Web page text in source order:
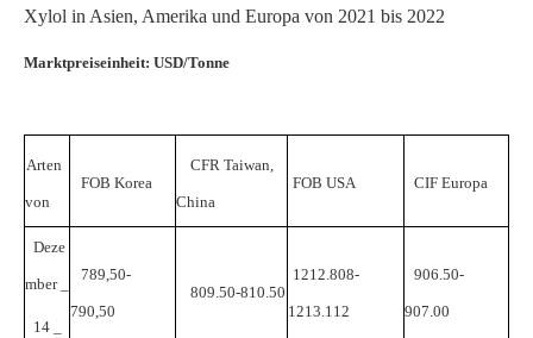
Xylol in Asien, Amerika und Europa von 2021 bis 2022
Marktpreiseinheit: USD/Tonne
Arten
von
FOBKorea
CFR Taiwan,
China
FOB USA CIF Europa
Deze
mber
14
789,50-
790,50
809.50-810.50
1212.808-
1213.112
906.50-
907.00